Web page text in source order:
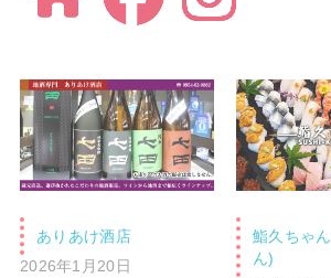
ありあけ酒店
2026年1月20日
鮨久ちゃ
ん)